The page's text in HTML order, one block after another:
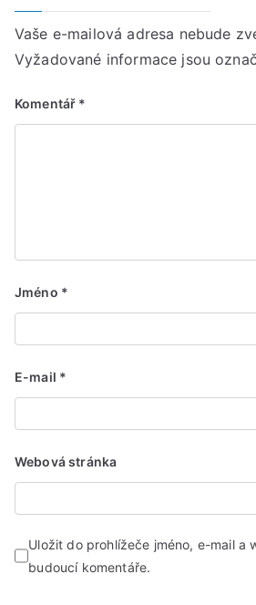
Vaše e-mailová adresa nebude
Vyžadované informace jsou
Komentář *
Jméno *
E-mail *
Webová stránka
Uložit do prohlížeče jméno, e-mail a
budoucí komentáře.